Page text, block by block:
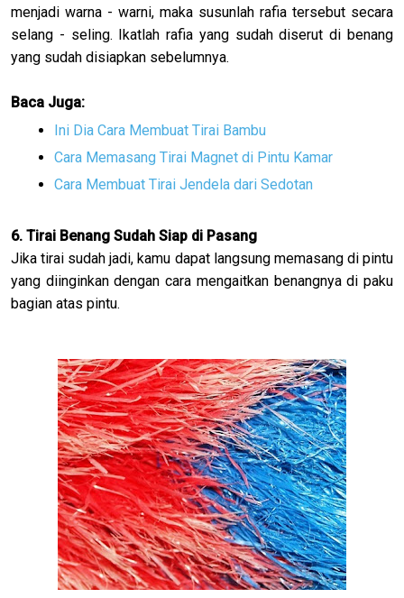
menjadi warna - warni, maka susunlah rafia tersebut secara
selang - seling. Ikatlah rafia yang sudah diserut di benang
yang sudah disiapkan sebelumnya.
Baca Juga:
Ini Dia Cara Membuat Tirai Bambu
Cara Memasang Tirai Magnet di Pintu Kamar
Cara Membuat Tirai Jendela dari Sedotan
6. Tirai Benang Sudah Siap di Pasang
Jika tirai sudah jadi, kamu dapat langsung memasang di pintu
yang diinginkan dengan cara mengaitkan benangnya di paku
bagian atas pintu.